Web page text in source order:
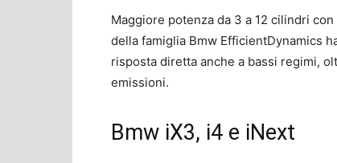
Maggiore potenza da 3 a 12 cilindri
della famiglia Bmw EfficientDynamics
risposta diretta anche a bassi regimi,
emissioni.
Bmw iX3, i4 e iNext